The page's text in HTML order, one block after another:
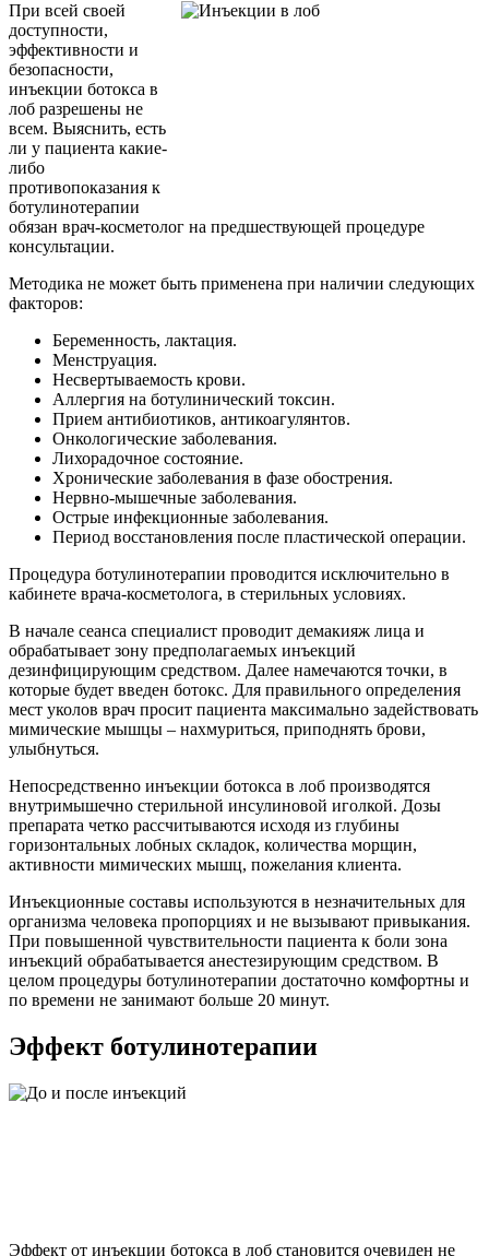
При всей своей
доступности,
эффективности и
безопасности,
инъекции ботокса в
лоб разрешены не
всем. Выяснить, есть
ли у пациента какие-
либо
противопоказания к
ботулинотерапии
обязан врач-косметолог на предшествующей процедуре
консультации.
Методика не может быть применена при наличии следующих
факторов:
Беременность, лактация.
Менструация.
Несвертываемость крови.
Аллергия на ботулинический токсин.
Прием антибиотиков, антикоагулянтов.
Онкологические заболевания.
Лихорадочное состояние.
Хронические заболевания в фазе обострения.
Нервно-мышечные заболевания.
Острые инфекционные заболевания.
Период восстановления после пластической операции.
Процедура ботулинотерапии проводится исключительно в
кабинете врача-косметолога, в стерильных условиях.
В начале сеанса специалист проводит демакияж лица и
обрабатывает зону предполагаемых инъекций
дезинфицирующим средством. Далее намечаются точки, в
которые будет введен ботокс. Для правильного определения
мест уколов врач просит пациента максимально задействовать
мимические мышцы – нахмуриться, приподнять брови,
улыбнуться.
Непосредственно инъекции ботокса в лоб производятся
внутримышечно стерильной инсулиновой иголкой. Дозы
препарата четко рассчитываются исходя из глубины
горизонтальных лобных складок, количества морщин,
активности мимических мышц, пожелания клиента.
Инъекционные составы используются в незначительных для
организма человека пропорциях и не вызывают привыкания.
При повышенной чувствительности пациента к боли зона
инъекций обрабатывается анестезирующим средством. В
целом процедуры ботулинотерапии достаточно комфортны и
по времени не занимают больше 20 минут.
Эффект ботулинотерапии
Эффект от инъекции ботокса в лоб становится очевиден не